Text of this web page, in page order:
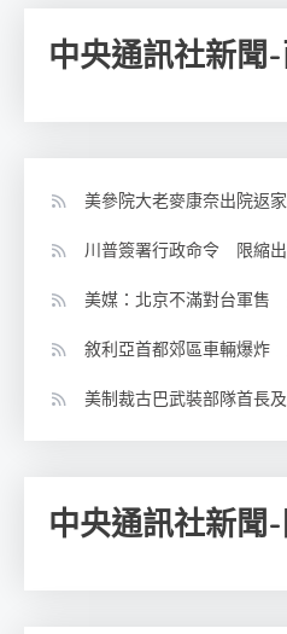
中央通訊社新聞
美參院大老麥康奈出院返
川普簽署行政命令 限縮
美媒：北京不滿對台軍售
敘利亞首都郊區車輛爆炸
美制裁古巴武裝部隊首長
中央通訊社新聞